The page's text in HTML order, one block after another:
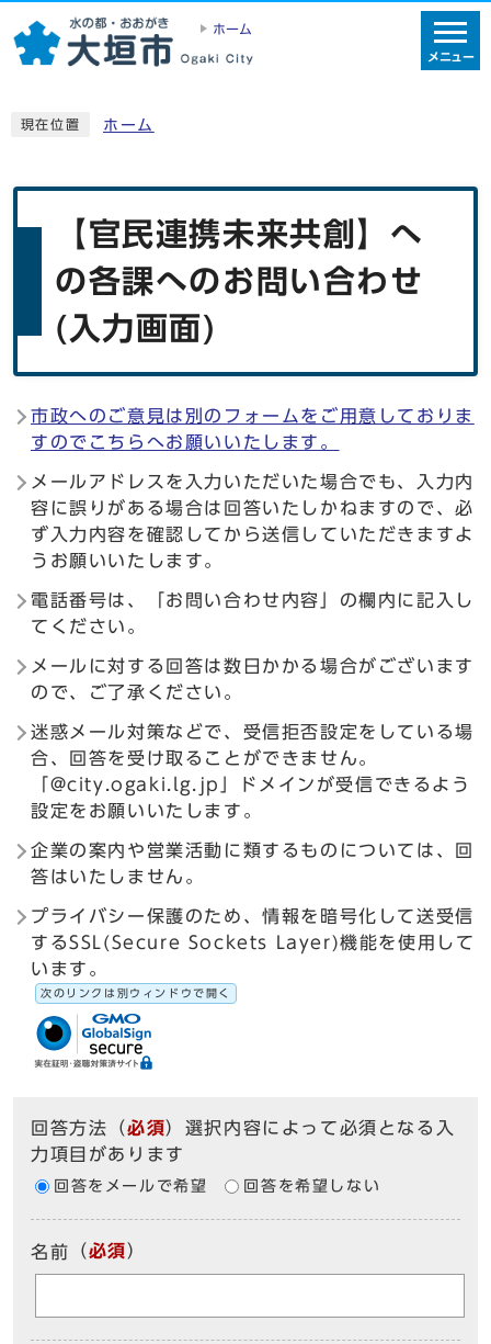
ホーム
メニュー
現在位置 ホーム
【官民連携未来共創】へ
の各課へのお問い合わせ
(入力画面)
市政へのご意見は別のフォームをご用意しておりま
すのでこちらへお願いいたします。
メールアドレスを入力いただいた場合でも、入力内
容に誤りがある場合は回答いたしかねますので、必
ず入力内容を確認してから送信していただきますよ
うお願いいたします。
電話番号は、「お問い合わせ内容」の欄内に記入し
てください。
メールに対する回答は数日かかる場合がございます
ので、ご了承ください。
迷惑メール対策などで、受信拒否設定をしている場
合、回答を受け取ることができません。
「@city.ogaki.lg.jp」ドメインが受信できるよう
設定をお願いいたします。
企業の案内や営業活動に類するものについては、回
答はいたしません。
プライバシー保護のため、情報を暗号化して送受信
するSSL(Secure Sockets Layer)機能を使用して
います。
次のリンクは別ウィンドウで開く
回答方法 （必須）選択内容によって必須となる入
力項目があります
回答をメールで希望 回答を希望しない
名前 （必須）